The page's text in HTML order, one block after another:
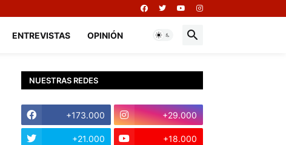
ENTREVISTAS OPINIÓN
NUESTRAS REDES
+173.000 +29.000
+21.000 +18.000